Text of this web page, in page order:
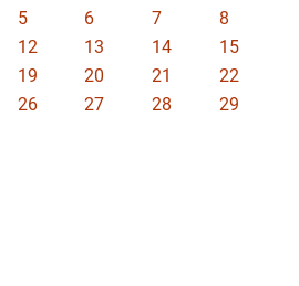
5 6 7
8
12 13 14
15
19 20 21
22
26 27 28
29